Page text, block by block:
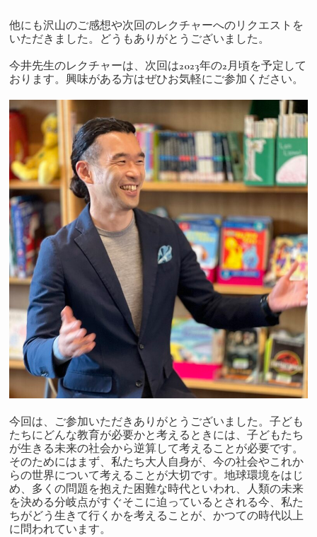
他にも沢山のご感想や次回のレクチャーへのリクエストを
いただきました。どうもありがとうございました。
今井先生のレクチャーは、次回は2023年の2月頃を予定して
おります。興味がある方はぜひお気軽にご参加ください。
今回は、ご参加いただきありがとうございました。子ども
たちにどんな教育が必要かと考えるときには、子どもたち
が生きる未来の社会から逆算して考えることが必要です。
そのためにはまず、私たち大人自身が、今の社会やこれか
らの世界について考えることが大切です。地球環境をはじ
め、多くの問題を抱えた困難な時代といわれ、人類の未来
を決める分岐点がすぐそこに迫っているとされる今、私た
ちがどう生きて行くかを考えることが、かつての時代以上
に問われています。